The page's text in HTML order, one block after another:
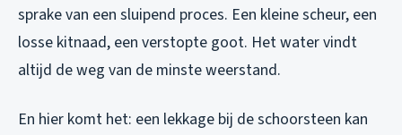
sprake van een sluipend proces. Een kleine scheur, een
losse kitnaad, een verstopte goot. Het water vindt
altijd de weg van de minste weerstand.
En hier komt het: een lekkage bij de schoorsteen kan